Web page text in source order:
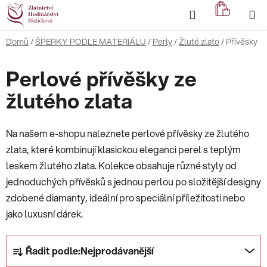
Přejít
na
obsah
Hledat
KOŠÍK
Domů /ŠPERKY PODLE MATERIÁLU / Perly/Žluté zlato/ Přívěsky
Perlové přívěšky ze
žlutého zlata
Na našem e-shopu naleznete perlové přívěsky ze žlutého
zlata, které kombinují klasickou eleganci perel s teplým
leskem žlutého zlata. Kolekce obsahuje různé styly od
jednoduchých přívěsků s jednou perlou po složitější designy
zdobené diamanty, ideální pro speciální příležitosti nebo
jako luxusní dárek.
Ř Řadit podle:Nejprodávanější